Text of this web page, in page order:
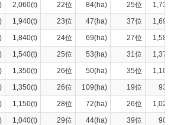
2,060(t) 22位 84(ha) 25位
1,940(t) 23位 47(ha) 37位
1,840(t) 24位 69(ha) 27位
1,540(t) 25位 53(ha) 31位
1,350(t) 26位 50(ha) 35位
1,350(t) 26位 109(ha) 19位
1,150(t) 28位 72(ha) 26位
1,040(t) 29位 44(ha) 39位